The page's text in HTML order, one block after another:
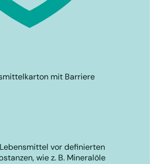
mit Barriere
vor definierten
wie z. B. Mineralöle